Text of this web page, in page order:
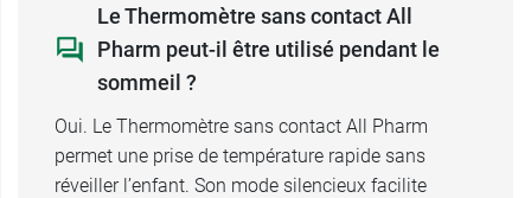
Garantie :1 an
Le Thermomètre sans contact All
Pharm peut-il être utilisé pendant le
sommeil ?
Oui. Le Thermomètre sans contact All Pharm
permet une prise de température rapide sans
réveiller l’enfant. Son mode silencieux facilite